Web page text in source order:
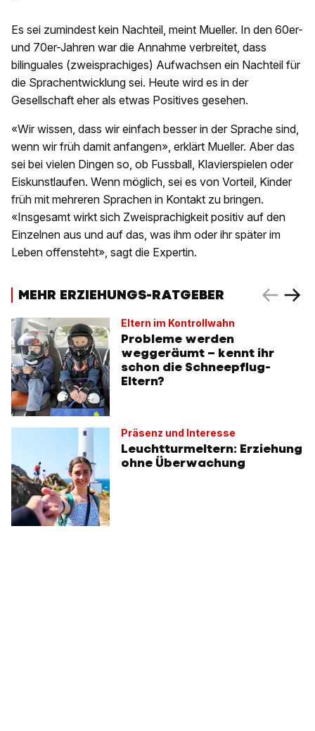
Es sei zumindest kein Nachteil, meint Mueller. In den 60er-
und 70er-Jahren war die Annahme verbreitet, dass
bilinguales (zweisprachiges) Aufwachsen ein Nachteil für
die Sprachentwicklung sei. Heute wird es in der
Gesellschaft eher als etwas Positives gesehen.
«Wir wissen, dass wir einfach besser in der Sprache sind,
wenn wir früh damit anfangen», erklärt Mueller. Aber das
sei bei vielen Dingen so, ob Fussball, Klavierspielen oder
Eiskunstlaufen. Wenn möglich, sei es von Vorteil, Kinder
früh mit mehreren Sprachen in Kontakt zu bringen.
«Insgesamt wirkt sich Zweisprachigkeit positiv auf den
Einzelnen aus und auf das, was ihm oder ihr später im
Leben offensteht», sagt die Expertin.
MEHR ERZIEHUNGS-RATGEBER
Eltern im Kontrollwahn
Probleme werden
weggeräumt – kennt ihr
schon die Schneepflug-
Eltern?
Präsenz und Interesse
Leuchtturmeltern: Erziehung
ohne Überwachung